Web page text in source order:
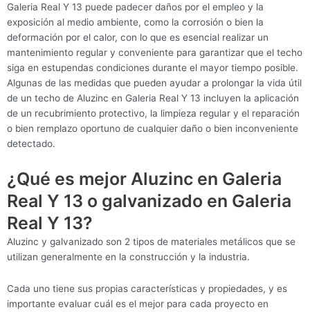
Galeria Real Y 13 puede padecer daños por el empleo y la
exposición al medio ambiente, como la corrosión o bien la
deformación por el calor, con lo que es esencial realizar un
mantenimiento regular y conveniente para garantizar que el techo
siga en estupendas condiciones durante el mayor tiempo posible.
Algunas de las medidas que pueden ayudar a prolongar la vida útil
de un techo de Aluzinc en Galeria Real Y 13 incluyen la aplicación
de un recubrimiento protectivo, la limpieza regular y el reparación
o bien remplazo oportuno de cualquier daño o bien inconveniente
detectado.
¿Qué es mejor Aluzinc en Galeria
Real Y 13 o galvanizado en Galeria
Real Y 13?
Aluzinc y galvanizado son 2 tipos de materiales metálicos que se
utilizan generalmente en la construcción y la industria.
Cada uno tiene sus propias características y propiedades, y es
importante evaluar cuál es el mejor para cada proyecto en